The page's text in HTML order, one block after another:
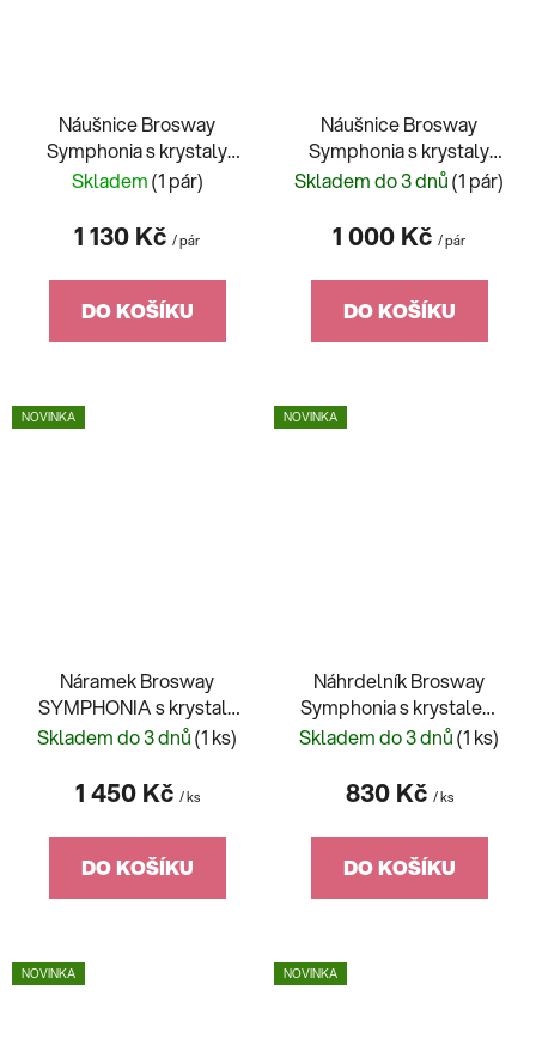
Náušnice Brosway
Symphonia s krystaly
BYM216
Skladem(1 pár)
1 130 Kč / pár
DO KOŠÍKU
Náušnice Brosway
Symphonia s krystaly
BYM215
Skladem do 3 dnů(1 pár)
1 000 Kč / pár
DO KOŠÍKU
NOVINKA
Náramek Brosway
SYMPHONIA s krystaly
BYM209
Skladem do 3 dnů(1 ks)
1 450 Kč / ks
DO KOŠÍKU
NOVINKA
Náhrdelník Brosway
Symphonia s krystalem
BYM197
Skladem do 3 dnů(1 ks)
830 Kč / ks
DO KOŠÍKU
NOVINKA NOVINKA